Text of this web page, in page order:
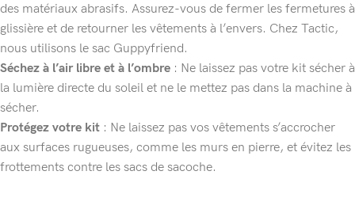
des matériaux abrasifs. Assurez-vous de fermer les fermetures à
glissière et de retourner les vêtements à l’envers. Chez Tactic,
nous utilisons le sac Guppyfriend.
Séchez à l’air libre et à l’ombre : Ne laissez pas votre kit sécher à
la lumière directe du soleil et ne le mettez pas dans la machine à
sécher.
Protégez votre kit : Ne laissez pas vos vêtements s’accrocher
aux surfaces rugueuses, comme les murs en pierre, et évitez les
frottements contre les sacs de sacoche.